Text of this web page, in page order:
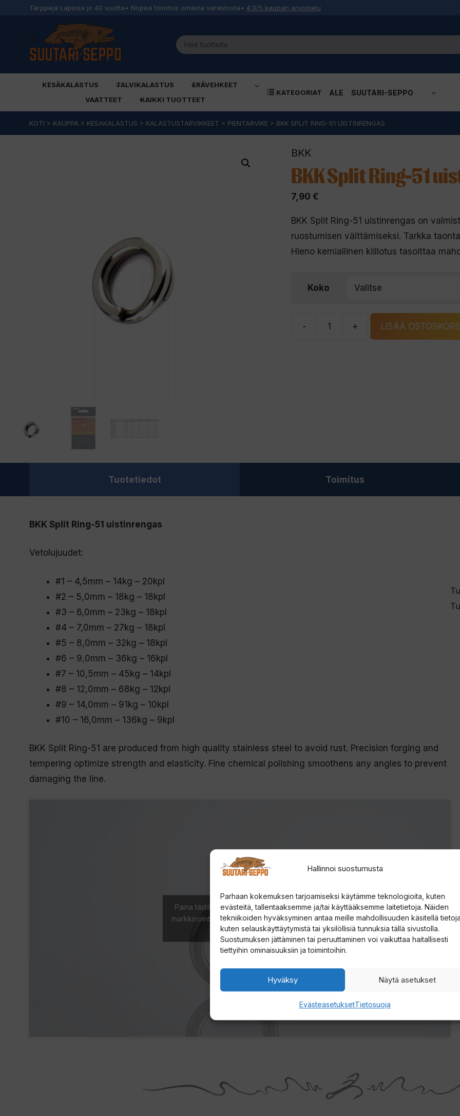
Hallinnoi suostumusta
Parhaan kokemuksen tarjoamiseksi käytämme teknologioita, kuten
evästeitä, tallentaaksemme ja/tai käyttääksemme laitetietoja. Näiden
tekniikoiden hyväksyminen antaa meille mahdollisuuden käsitellä
kuten selauskäyttäytymistä tai yksilöllisiä tunnuksia tällä sivustolla.
Suostumuksen jättäminen tai peruuttaminen voi vaikuttaa haitallisesti
tiettyihin ominaisuuksiin ja toimintoihin.
Hyväksy Näytä asetukset
EvästeasetuksetTietosuoja
Tärppejä Lapissa jo 40 vuotta• Nopea toimitus omasta varastosta• 4.9/5 kaupan arvostelu
KESÄKALASTUS TALVIKALASTUS
ERÄVEHKEET
VAATTEET
KAIKKI TUOTTEET
KATEGORIAT ALE SUUTARI-SEPPO
sisältöön
KOTI > KAUPPA > KESÄKALASTUS > KALASTUSTARVIKKEET > PIENTARVIKE > BKK SPLIT RING-51 UISTINRENGAS
BKK
BKK Split Ring-51
7,90 €
BKK Split Ring-51 uistinrengas on
ruostumisen välttämiseksi. Tarkka
Hieno kemiallinen kiillotus tasoittaa
Koko
- + LISÄÄ
Tuotetiedot Toimitus
BKK Split Ring-51 uistinrengas
Vetolujuudet:
#1 – 4,5mm – 14kg – 20kpl
#2 – 5,0mm – 18kg – 18kpl
#3 – 6,0mm – 23kg – 18kpl
#4 – 7,0mm – 27kg – 18kpl
#5 – 8,0mm – 32kg – 18kpl
#6 – 9,0mm – 36kg – 16kpl
#7 – 10,5mm – 45kg – 14kpl
#8 – 12,0mm – 68kg – 12kpl
#9 – 14,0mm – 91kg – 10kpl
#10 – 16,0mm – 136kg – 9kpl
BKK Split Ring-51 are produced from high quality stainless steel to avoid rust. Precision forging and
tempering optimize strength and elasticity. Fine chemical polishing smoothens any angles to prevent
damaging the line.
Paina tästä markkinointi hyväksyäksesi
markkinointievästeet ja ottaaksesi tämän
sisällön käyttöön